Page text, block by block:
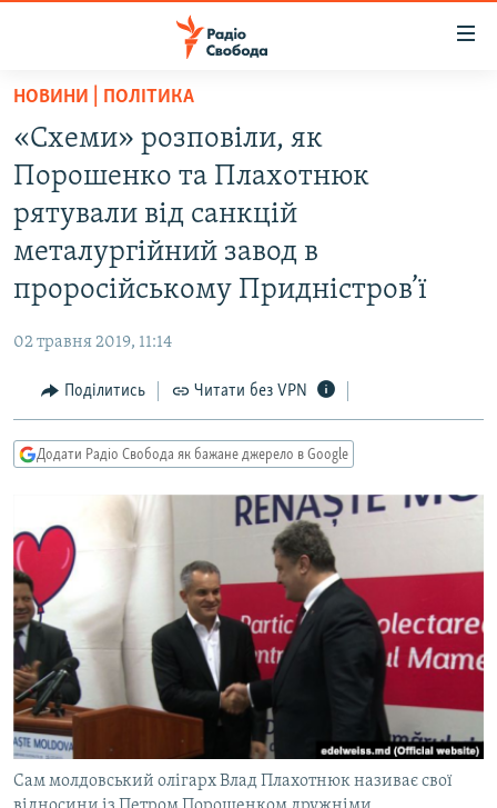
Перейти
основного
матеріалу
Перейти
до
основної
навігації
Перейти
до
СТАТТІ
ЕКОНОМІКА
СПОРТ
УКРАЇНА
РОСІЙСЬКА «ФІЛЬТРАЦІЯ»
КРИМ.РЕАЛІЇ
ТИ ЯК?
СХЕМИ
МУЛЬТИМЕДІА
ФОТО
СПЕЦПРОЄКТИ
ПОДКАСТИ
КРИМ РЕАЛІЇ
РУС
НОВИНИ | ПОЛІТИКА
«Схеми» розповіли, як
Порошенко та Плахотнюк
рятували від санкцій
металургійний завод в
проросійському Придністров’ї
02 травня 2019, 11:14
Поділитись Читати без VPN
Додати Радіо Свобода як бажане джерело в Google
Сам молдовський олігарх Влад Плахотнюк називає свої